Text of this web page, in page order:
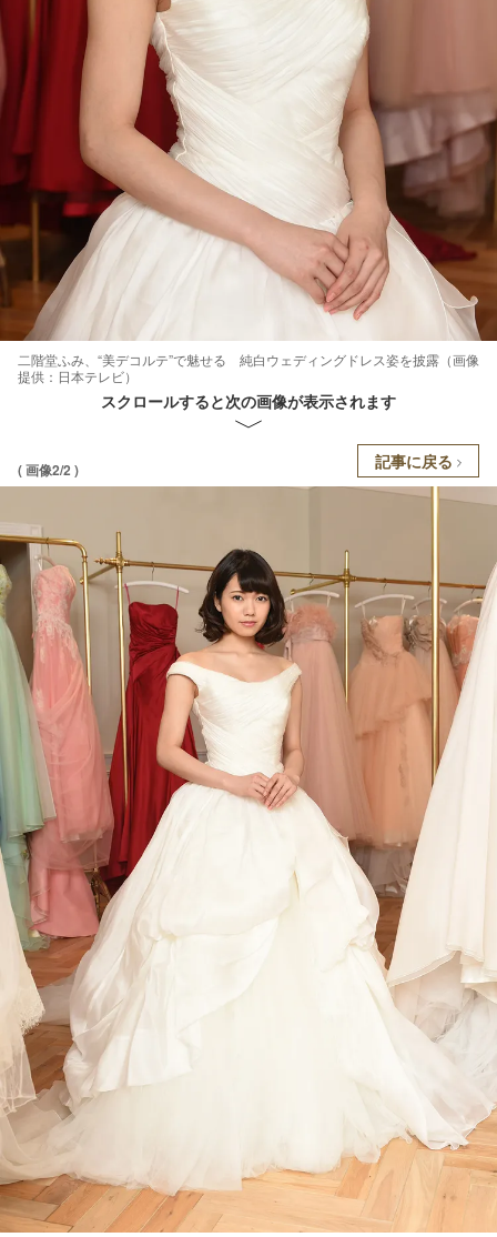
二階堂ふみ、“美デコルテ”で魅せる 純白ウェディングドレス姿を披露（画像
提供：日本テレビ）
スクロールすると次の画像が表示されます
( 画像2/2 ) 記事に戻る